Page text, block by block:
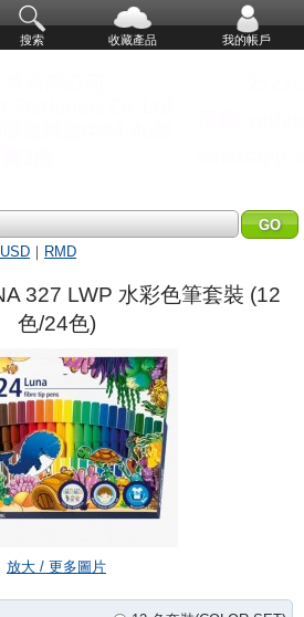
搜索 收藏產品 我的帳戶
USD ｜ RMD
327 LWP 水彩色筆套裝 (12
色/24色)
放大 / 更多圖片